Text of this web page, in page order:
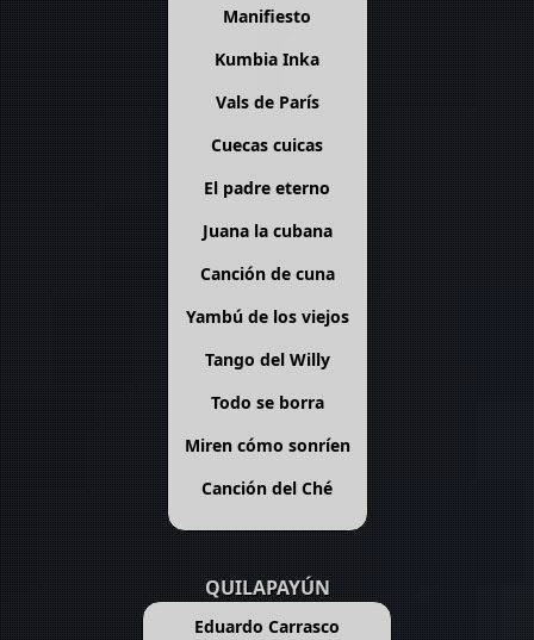
Manifiesto
Kumbia Inka
Vals de París
Cuecas cuicas
El padre eterno
Juana la cubana
Canción de cuna
Yambú de los viejos
Tango del Willy
Todo se borra
Miren cómo sonríen
Canción del Ché
QUILAPAYÚN
Eduardo Carrasco